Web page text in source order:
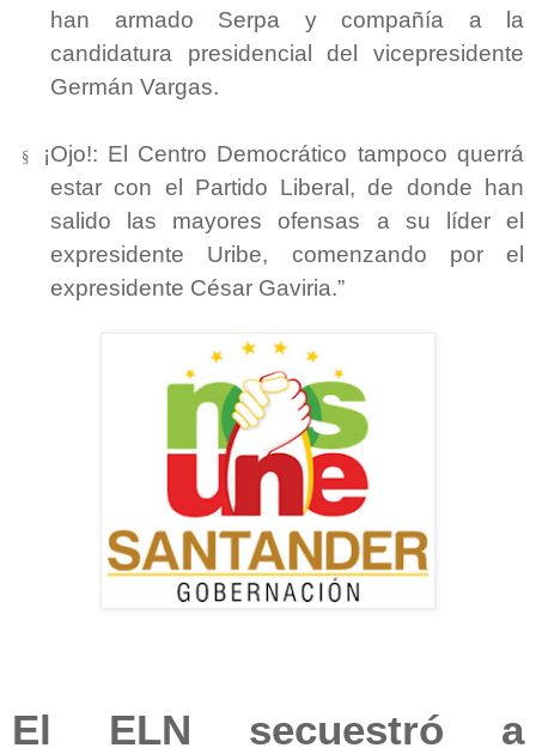
han armado Serpa y compañía a la
candidatura presidencial del vicepresidente
Germán Vargas.
§
¡Ojo!: El Centro Democrático tampoco querrá
estar con el Partido Liberal, de donde han
salido las mayores ofensas a su líder el
expresidente Uribe, comenzando por el
expresidente César Gaviria.”
El ELN secuestró a